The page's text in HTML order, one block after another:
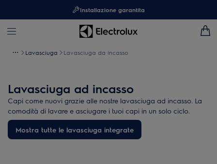
Installazione garantita
Lavasciuga Lavasciuga da incasso
Lavasciuga ad incasso
Capi come nuovi grazie alle nostre lavasciuga ad incasso. La
comodità di lavare e asciugare i tuoi capi in un solo ciclo.
Mostra tutte le lavasciuga integrate